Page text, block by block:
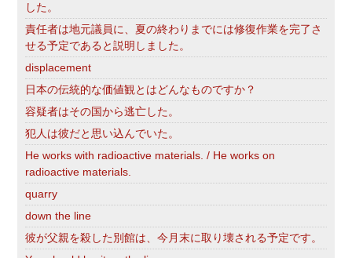
した。
責任者は地元議員に、夏の終わりまでには修復作業を完了さ
せる予定であると説明しました。
displacement
日本の伝統的な価値観とはどんなものですか？
容疑者はその国から逃亡した。
犯人は彼だと思い込んでいた。
He works with radioactive materials. / He works on
radioactive materials.
quarry
down the line
彼が父親を殺した別館は、今月末に取り壊される予定です。